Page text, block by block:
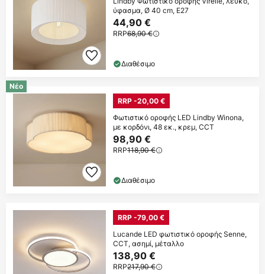
ύφασμα, Ø 40 cm, E27
44,90 €
RRP68,90 €
Διαθέσιμο
Νέο
RRP -20,00 €
Φωτιστικό οροφής LED Lindby Winona,
με κορδόνι, 48 εκ., κρεμ, CCT
98,90 €
RRP118,90 €
Διαθέσιμο
RRP -79,00 €
Lucande LED φωτιστικό οροφής Senne,
CCT, ασημί, μέταλλο
138,90 €
RRP217,90 €